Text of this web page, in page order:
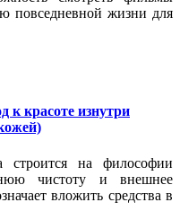
повседневной жизни для
к красоте изнутри
строится на философии
чистоту и внешнее
вложить средства в